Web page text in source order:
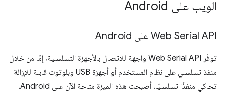
الويب على Android
Web Serial API على Android
توفّر Web Serial API واجهة للاتصال بالأجهزة التسلسلية، إمّا من خلال
منفذ تسلسلي على نظام المستخدم أو أجهزة USB وبلوتوث قابلة للإزالة
تحاكي منفذًا تسلسليًا. أصبحت هذه الميزة متاحة الآن على Android.